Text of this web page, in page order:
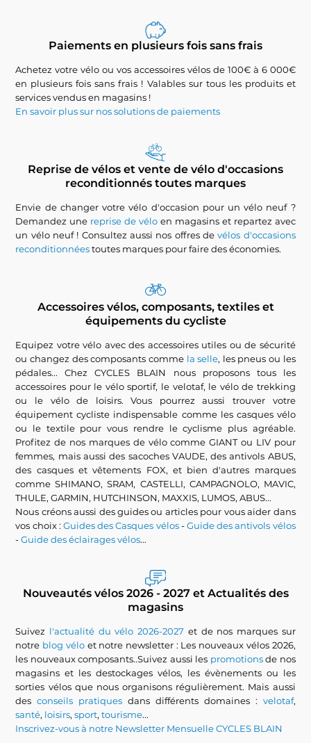
Paiements en plusieurs fois sans frais
Achetez votre vélo ou vos accessoires vélos de 100€ à 6 000€
en plusieurs fois sans frais ! Valables sur tous les produits et
services vendus en magasins !
En savoir plus sur nos solutions de paiements
Reprise de vélos et vente de vélo d'occasions
reconditionnés toutes marques
Envie de changer votre vélo d'occasion pour un vélo neuf ?
Demandez une reprise de vélo en magasins et repartez avec
un vélo neuf ! Consultez aussi nos offres devélos d'occasions
reconditionnéestoutes marques pour faire des économies.
Accessoires vélos, composants, textiles et
équipements du cycliste
Equipez votre vélo avec des accessoires utiles ou de sécurité
ou changez des composants comme la selle, les pneus ou les
pédales... Chez CYCLES BLAIN nous proposons tous les
accessoires pour le vélo sportif, le velotaf, le vélo de trekking
ou le vélo de loisirs. Vous pourrez aussi trouver votre
équipement cycliste indispensable comme les casques vélo
ou le textile pour vous rendre le cyclisme plus agréable.
Profitez de nos marques de vélo comme GIANT ou LIV pour
femmes, mais aussi des sacoches VAUDE, des antivols ABUS,
des casques et vêtements FOX, et bien d'autres marques
comme SHIMANO, SRAM, CASTELLI, CAMPAGNOLO, MAVIC,
THULE, GARMIN, HUTCHINSON, MAXXIS, LUMOS, ABUS...
Nous créons aussi des guides ou articles pour vous aider dans
vos choix :Guides des Casques vélos-Guide des antivols vélos
-Guide des éclairages vélos...
Nouveautés vélos 2026 - 2027 et Actualités des
magasins
Suivez l'actualité du vélo 2026-2027 et de nos marques sur
notre blog véloet notre newsletter : Les nouveaux vélos 2026,
les nouveaux composants..Suivez aussi les promotionsde nos
magasins et les destockages vélos, les évènements ou les
sorties vélos que nous organisons régulièrement. Mais aussi
desconseils pratiques dans différents domaines : velotaf,
santé, loisirs,sport,tourisme...
Inscrivez-vous à notre Newsletter Mensuelle CYCLES BLAIN